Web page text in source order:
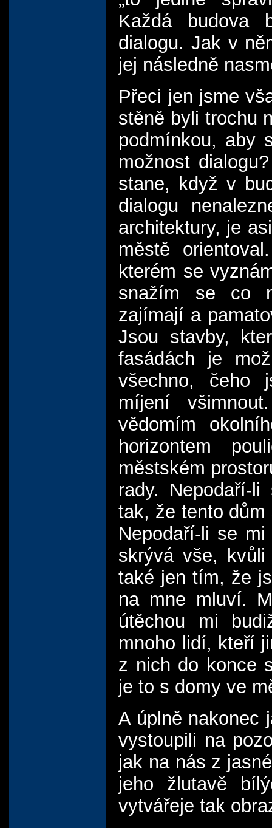
Každá budova
dialogu. Jak v
jej následně
Přeci jen jsme
stěně byli trochu
podmínkou, aby
možnost
stane, když v
dialogu
architektury, je
městě
kterém se
snažím se co
zajímají a
Jsou stavby,
fasádách je
všechno, čeho
míjení
vědomím
horizontem
městském
rady. Nepodaří-
tak, že tento
Nepodaří-li se
skrývá vše,
také jen tím, že
na mne mluví.
útěchou mi
mnoho lidí, kteří
z nich do konce
je to s domy ve
A úplně nakonec
vystoupili na
jak na nás z
jeho žlutavě
vytvářeje tak